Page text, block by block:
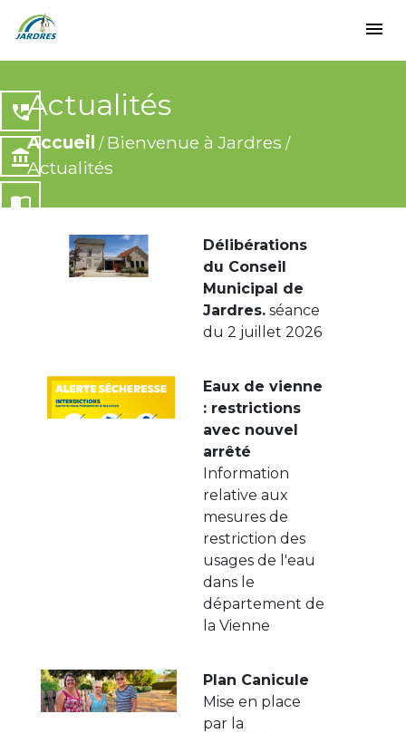
menu
Actualités
Accueil / Bienvenue à Jardres /
Actualités
perm_phone_msg
account_balance
import_contacts
Délibérations
du Conseil
Municipal de
Jardres. séance
du 2 juillet 2026
Eaux de vienne
: restrictions
avec nouvel
arrêté
Information
relative aux
mesures de
restriction des
usages de l'eau
dans le
département de
la Vienne
Plan Canicule
Mise en place
par la